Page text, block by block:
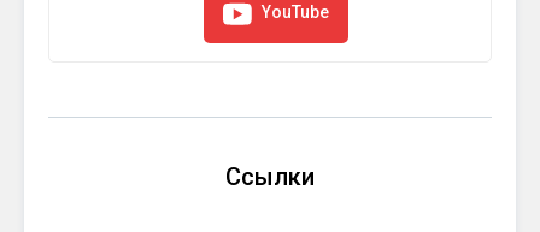
YouTube
Ссылки